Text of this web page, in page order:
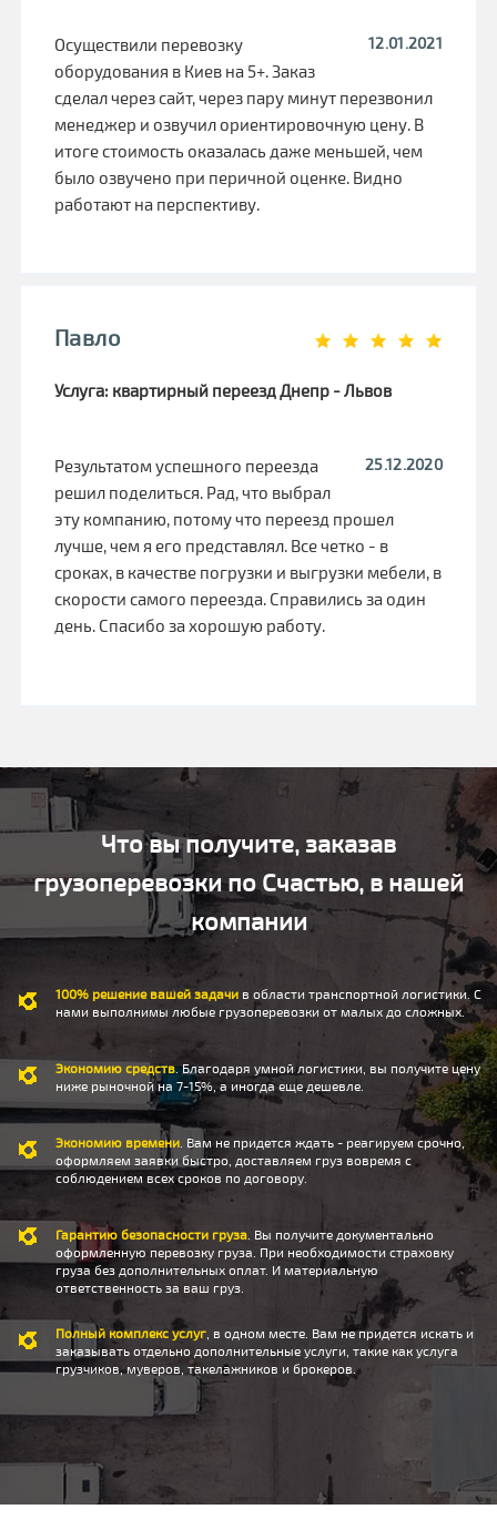
12.01.2021
Осуществили перевозку
оборудования в Киев на 5+. Заказ
сделал через сайт, через пару минут перезвонил
менеджер и озвучил ориентировочную цену. В
итоге стоимость оказалась даже меньшей, чем
было озвучено при перичной оценке. Видно
работают на перспективу.
Павло
Услуга: квартирный переезд Днепр - Львов
25.12.2020
Результатом успешного переезда
решил поделиться. Рад, что выбрал
эту компанию, потому что переезд прошел
лучше, чем я его представлял. Все четко - в
сроках, в качестве погрузки и выгрузки мебели, в
скорости самого переезда. Справились за один
день. Спасибо за хорошую работу.
Что вы получите, заказав
грузоперевозки по Счастью, в нашей
компании
100% решение вашей задачи в области транспортной логистики. С
нами выполнимы любые грузоперевозки от малых до сложных.
Экономию средств. Благодаря умной логистики, вы получите цену
ниже рыночной на 7-15%, а иногда еще дешевле.
Экономию времени . Вам не придется ждать - реагируем срочно,
оформляем заявки быстро, доставляем груз вовремя с
соблюдением всех сроков по договору.
Гарантию безопасности груза . Вы получите документально
оформленную перевозку груза. При необходимости страховку
груза без дополнительных оплат. И материальную
ответственность за ваш груз.
Полный комплекс услуг , в одном месте. Вам не придется искать и
заказывать отдельно дополнительные услуги, такие как услуга
грузчиков, муверов, такелажников и брокеров.